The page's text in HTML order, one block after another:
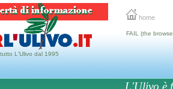
home
L'Ulivo dal 1995
FAIL (the
L'Ulivo è